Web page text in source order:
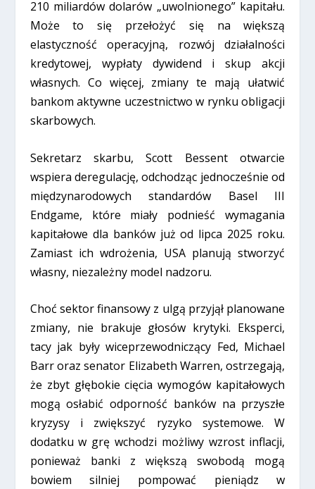
210 miliardów dolarów „uwolnionego” kapitału.
Może to się przełożyć się na większą
elastyczność operacyjną, rozwój działalności
kredytowej, wypłaty dywidend i skup akcji
własnych. Co więcej, zmiany te mają ułatwić
bankom aktywne uczestnictwo w rynku obligacji
skarbowych.
Sekretarz skarbu, Scott Bessent otwarcie
wspiera deregulację, odchodząc jednocześnie od
międzynarodowych standardów Basel III
Endgame, które miały podnieść wymagania
kapitałowe dla banków już od lipca 2025 roku.
Zamiast ich wdrożenia, USA planują stworzyć
własny, niezależny model nadzoru.
Choć sektor finansowy z ulgą przyjął planowane
zmiany, nie brakuje głosów krytyki. Eksperci,
tacy jak były wiceprzewodniczący Fed, Michael
Barr oraz senator Elizabeth Warren, ostrzegają,
że zbyt głębokie cięcia wymogów kapitałowych
mogą osłabić odporność banków na przyszłe
kryzysy i zwiększyć ryzyko systemowe. W
dodatku w grę wchodzi możliwy wzrost inflacji,
ponieważ banki z większą swobodą mogą
bowiem silniej pompować pieniądz w